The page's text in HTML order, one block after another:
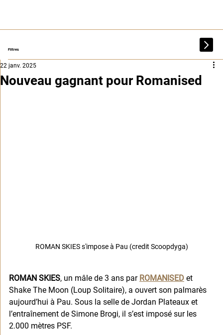
Filtres
Nouveau gagnant pour Romanised
22 janv. 2025
ROMAN SKIES s'impose à Pau (credit Scoopdyga)
ROMAN SKIES, un mâle de 3 ans par ROMANISED et
Shake The Moon (Loup Solitaire), a ouvert son palmarès
aujourd’hui à Pau. Sous la selle de Jordan Plateaux et
l’entraînement de Simone Brogi, il s’est imposé sur les
2.000 mètres PSF.